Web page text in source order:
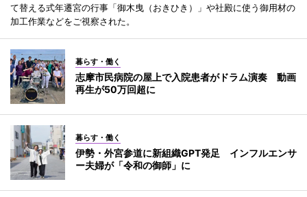
て替える式年遷宮の行事「御木曳（おきひき）」や社殿に使う御用材の
加工作業などをご視察された。
暮らす・働く
志摩市民病院の屋上で入院患者がドラム演奏 動画
再生が50万回超に
暮らす・働く
伊勢・外宮参道に新組織GPT発足 インフルエンサ
ー夫婦が「令和の御師」に